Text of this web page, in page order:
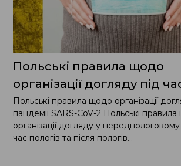
Польські правила щодо
органiзацiї догляду пiд
Польські правила щодо органiзацiї
пандемії SARS-CoV-2 Польські
органiзацiї догляду у
час пологiв та пiсля пологiв...